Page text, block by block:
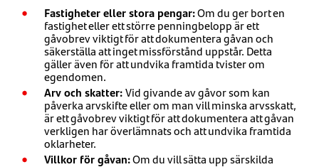
Fastigheter eller stora pengar:Om du ger bort en
fastighet eller ett större penningbelopp är ett
gåvobrev viktigt för att dokumentera gåvan och
säkerställa att inget missförstånd uppstår. Detta
gäller även för att undvika framtida tvister om
egendomen.
Arv och skatter:Vid givande av gåvor som kan
påverka arvskifte eller om man vill minska arvsskatt,
är ett gåvobrev viktigt för att dokumentera att gåvan
verkligen har överlämnats och att undvika framtida
oklarheter.
Villkor för gåvan:Om du vill sätta upp särskilda